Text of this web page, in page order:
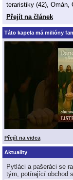
teraristiky (42), Omán,
Přejít na článek
Táto kapela má milióny
Přejít na videa
Aktuality
Pytláci a pašeráci se
tým, potírající obchod